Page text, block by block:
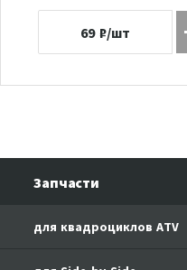
69 ₽/шт
Запчасти
для квадроциклов ATV
CFORCE 110 EFI